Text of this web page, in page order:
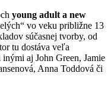
young adult a new
vo veku približne 13
súčasnej tvorby, od
tu dostáva veľa
aj John Green, Jamie
Anna Toddová či